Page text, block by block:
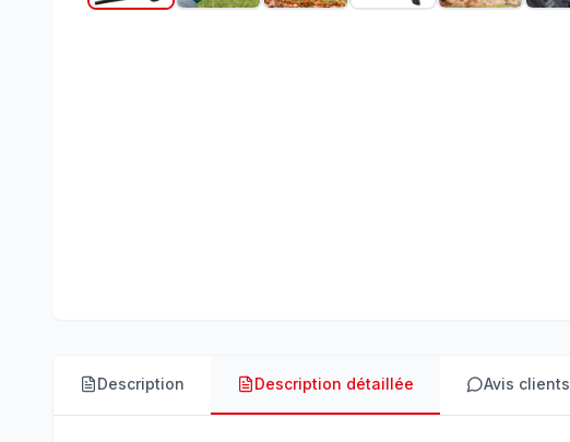
Description Description détaillée Avis clients